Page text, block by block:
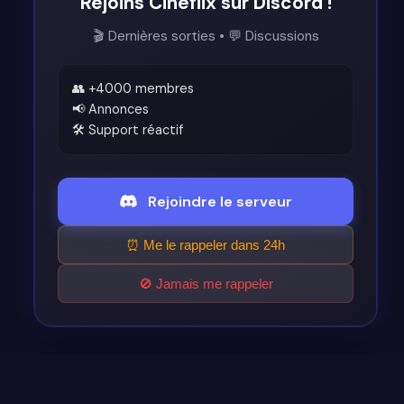
🎬 Dernières sorties • 💬 Discussions
👥 +4000 membres
📢 Annonces
🛠️ Support réactif
Rejoindre le serveur
⏰ Me le rappeler dans 24h
🚫 Jamais me rappeler